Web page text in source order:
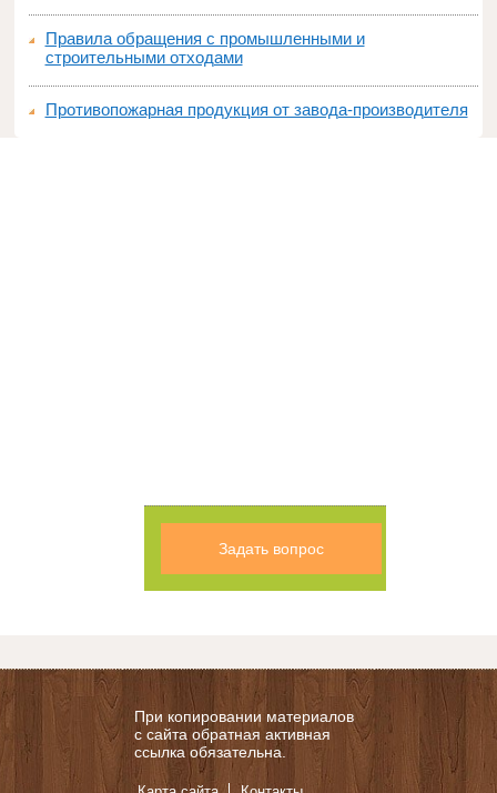
Правила обращения с промышленными и
строительными отходами
Противопожарная продукция от завода-производителя
Задать вопрос
При копировании материалов
с сайта обратная активная
ссылка обязательна.